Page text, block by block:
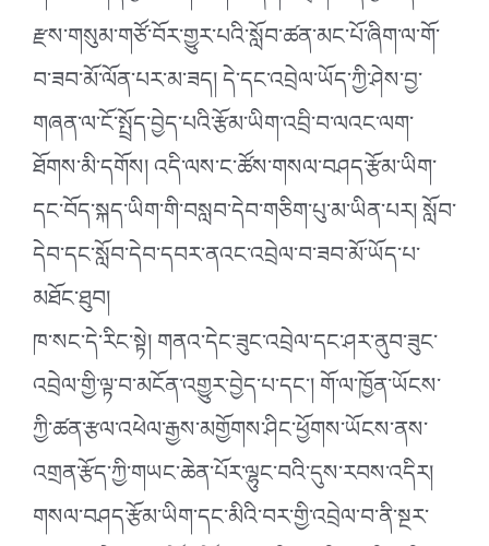
རྫས་གསུམ་གཙོ་བོར་གྱུར་པའི་སློབ་ཚན་མང་པོ་ཞིག་ལ་གོ་
བ་ཟབ་མོ་ལོན་པར་མ་ཟད། དེ་དང་འབྲེལ་ཡོད་ཀྱི་ཤེས་བྱ་
གཞན་ལ་ངོ་སྤྲོད་བྱེད་པའི་རྩོམ་ཡིག་འབྲི་བ་ལའང་ལག་
ཐོགས་མི་དགོས། འདི་ལས་ང་ཚོས་གསལ་བཤད་རྩོམ་ཡིག་
དང་བོད་སྐད་ཡིག་གི་བསླབ་དེབ་གཅིག་པུ་མ་ཡིན་པར། སློབ་
དེབ་དང་སློབ་དེབ་དབར་ནའང་འབྲེལ་བ་ཟབ་མོ་ཡོད་པ་
མཐོང་ཐུབ།
ཁ་སང་དེ་རིང་སྟེ། གནའ་དེང་ཟུང་འབྲེལ་དང་ཤར་ནུབ་ཟུང་
འབྲེལ་གྱི་ལྟ་བ་མངོན་འགྱུར་བྱེད་པ་དང་། གོ་ལ་ཁྱོན་ཡོངས་
ཀྱི་ཚན་རྩལ་འཕེལ་རྒྱས་མགྱོགས་ཤིང་ཕྱོགས་ཡོངས་ནས་
འགྲན་རྩོད་ཀྱི་གཡང་ཆེན་པོར་ལྷུང་བའི་དུས་རབས་འདིར།
གསལ་བཤད་རྩོམ་ཡིག་དང་མིའི་བར་གྱི་འབྲེལ་བ་ནི་སྔར་